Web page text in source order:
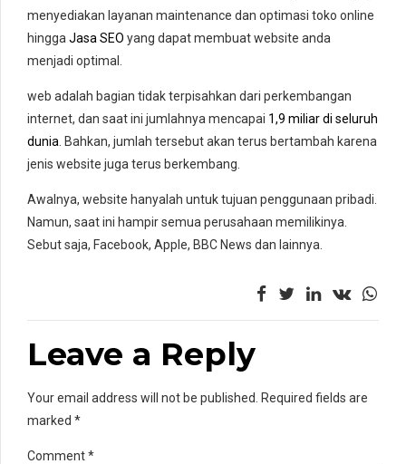
menyediakan layanan maintenance dan optimasi toko online
hingga Jasa SEO yang dapat membuat website anda
menjadi optimal.
web adalah bagian tidak terpisahkan dari perkembangan
internet, dan saat ini jumlahnya mencapai 1,9 miliar di seluruh
dunia . Bahkan, jumlah tersebut akan terus bertambah karena
jenis website juga terus berkembang.
Awalnya, website hanyalah untuk tujuan penggunaan pribadi.
Namun, saat ini hampir semua perusahaan memilikinya.
Sebut saja, Facebook, Apple, BBC News dan lainnya.
Leave a Reply
Your email address will not be published. Required fields are
marked *
Comment*